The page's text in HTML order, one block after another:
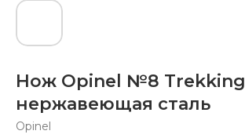
Нож Opinel №8 Trekking
нержавеющая сталь
Opinel